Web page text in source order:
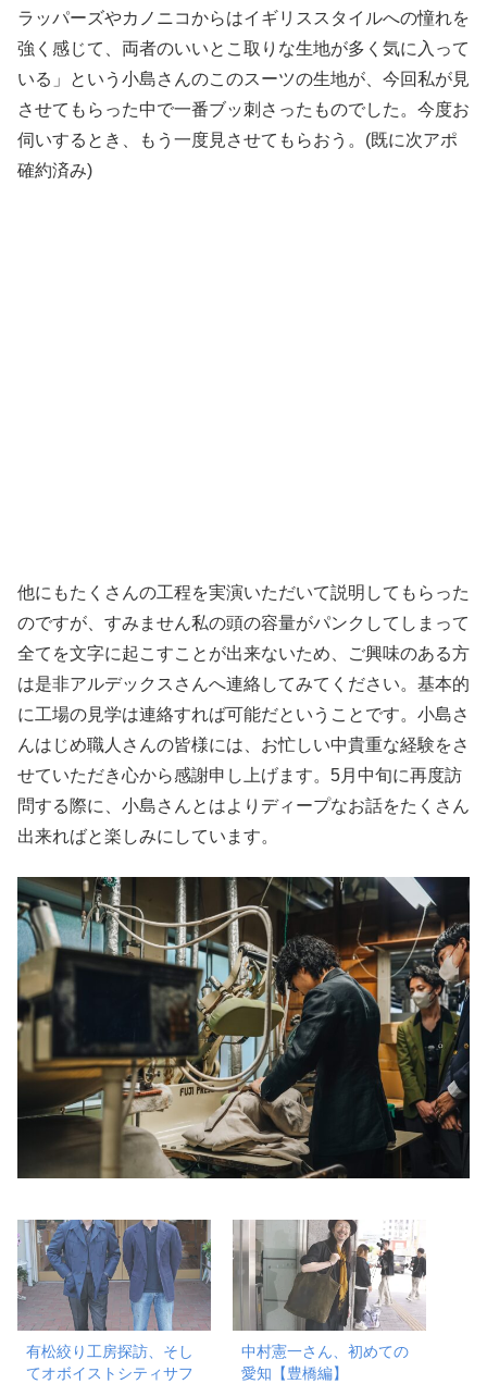
ラッパーズやカノニコからはイギリススタイルへの憧れを
強く感じて、両者のいいとこ取りな生地が多く気に入って
いる」という小島さんのこのスーツの生地が、今回私が見
させてもらった中で一番ブッ刺さったものでした。今度お
伺いするとき、もう一度見させてもらおう。(既に次アポ
確約済み)
他にもたくさんの工程を実演いただいて説明してもらった
のですが、すみません私の頭の容量がパンクしてしまって
全てを文字に起こすことが出来ないため、ご興味のある方
は是非アルデックスさんへ連絡してみてください。基本的
に工場の見学は連絡すれば可能だということです。小島さ
んはじめ職人さんの皆様には、お忙しい中貴重な経験をさ
せていただき心から感謝申し上げます。5月中旬に再度訪
問する際に、小島さんとはよりディープなお話をたくさん
出来ればと楽しみにしています。
有松絞り工房探訪、そし
てオボイストシティサフ
中村憲一さん、初めての
愛知【豊橋編】